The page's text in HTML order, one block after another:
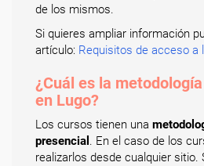
de los mismos.
Si quieres ampliar información
artículo: Requisitos de acceso
¿Cuál es la
en Lugo?
Los cursos tienen una
presencial . En el caso de los
realizarlos desde cualquier sitio.